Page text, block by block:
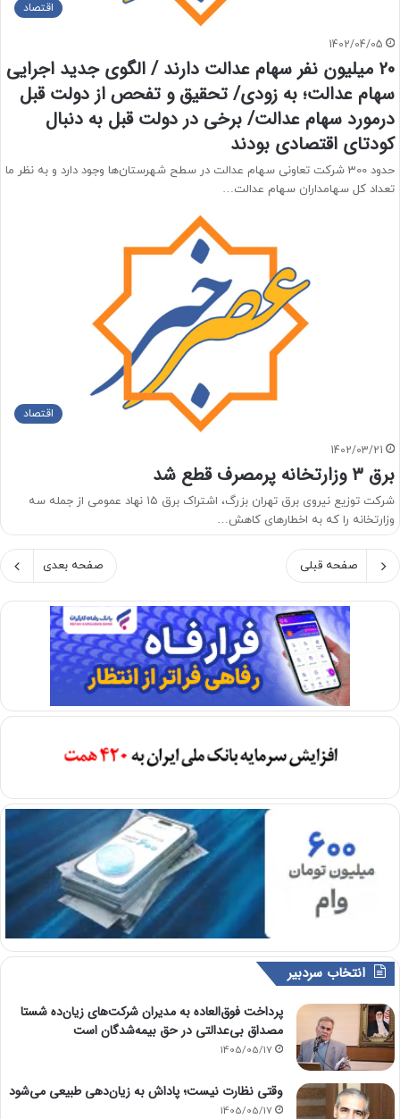
اقتصاد
1402/04/05
20 میلیون نفر سهام عدالت دارند / الگوی جدید اجرایی
سهام عدالت؛ به زودی/ تحقیق و تفحص از دولت قبل
درمورد سهام عدالت/ برخی در دولت قبل به دنبال
کودتای اقتصادی بودند
حدود 300 شرکت تعاونی سهام عدالت در سطح شهرستان‌ها وجود دارد و به نظر ما
تعداد کل سهامداران سهام عدالت…
اقتصاد
1402/03/21
برق ۳ وزارتخانه پرمصرف قطع شد
شرکت توزیع نیروی برق تهران بزرگ، اشتراک برق ۱۵ نهاد عمومی از جمله سه
وزارتخانه را که به اخطارهای کاهش…
صفحه قبلی صفحه بعدی
انتخاب سردبیر
پرداخت فوق‌العاده به مدیران شرکت‌های زیان‌ده شستا
مصداق بی‌عدالتی در حق بیمه‌شدگان است
1405/05/17
وقتی نظارت نیست؛ پاداش به زیان‌دهی طبیعی می‌شود
1405/05/17